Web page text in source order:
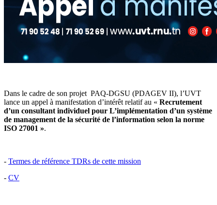
Dans le cadre de son projet PAQ-DGSU (PDAGEV II), l’UVT
lance un appel à manifestation d’intérêt relatif au « Recrutement
d’un consultant individuel pour L’implémentation d’un système
de management de la sécurité de l’information selon la norme
ISO 27001 ».
- Termes de référence TDRs de cette mission
- CV